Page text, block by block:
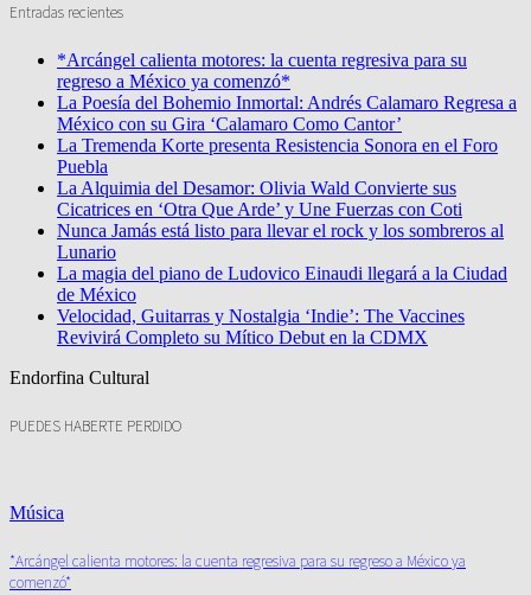
Entradas recientes
*Arcángel calienta motores: la cuenta regresiva para su
regreso a México ya comenzó*
La Poesía del Bohemio Inmortal: Andrés Calamaro Regresa a
México con su Gira ‘Calamaro Como Cantor’
La Tremenda Korte presenta Resistencia Sonora en el Foro
Puebla
La Alquimia del Desamor: Olivia Wald Convierte sus
Cicatrices en ‘Otra Que Arde’ y Une Fuerzas con Coti
Nunca Jamás está listo para llevar el rock y los sombreros al
Lunario
La magia del piano de Ludovico Einaudi llegará a la Ciudad
de México
Velocidad, Guitarras y Nostalgia ‘Indie’: The Vaccines
Revivirá Completo su Mítico Debut en la CDMX
Endorfina Cultural
PUEDES HABERTE PERDIDO
Música
*Arcángel calienta motores: la cuenta regresiva para su regreso a México ya
comenzó*